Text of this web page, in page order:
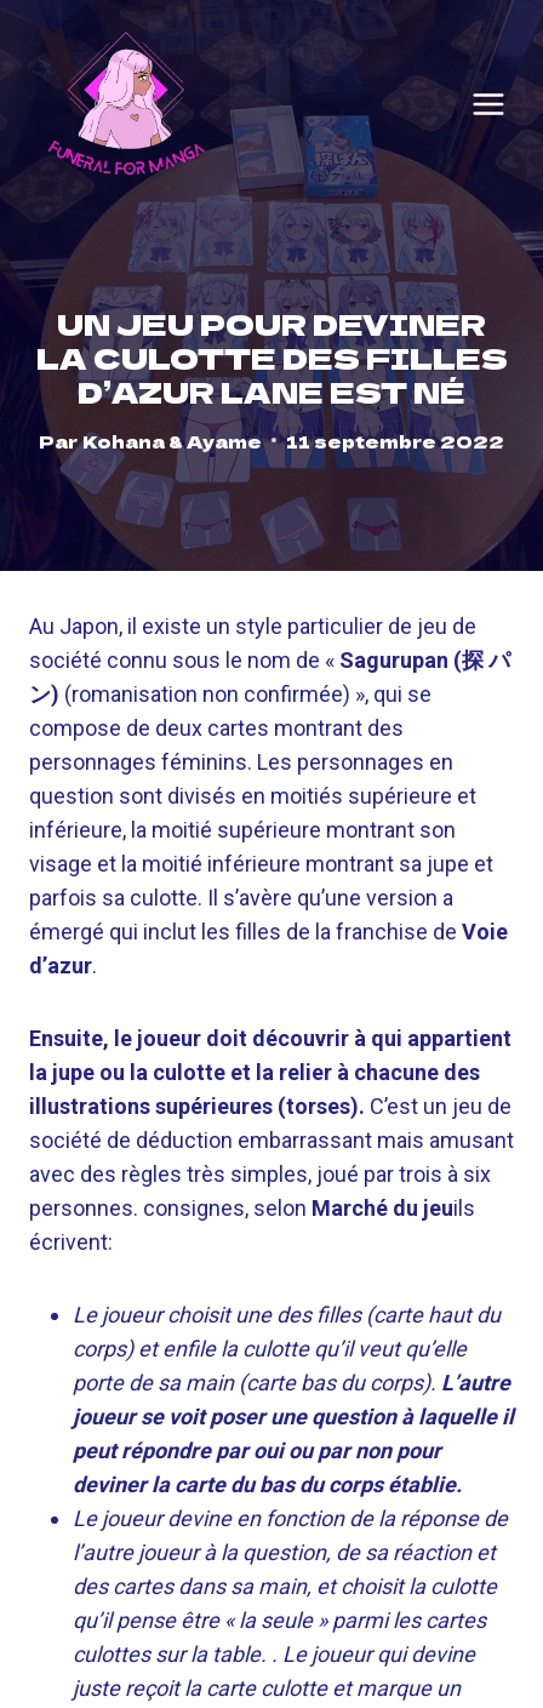
content
UN JEU POUR DEVINER
LA CULOTTE DES FILLES
D’AZUR LANE EST NÉ
ParKohana & Ayame 11 septembre 2022
Au Japon, il existe un style particulier de jeu de
société connu sous le nom de « Sagurupan (探 パ
ン) (romanisation non confirmée) », qui se
compose de deux cartes montrant des
personnages féminins. Les personnages en
question sont divisés en moitiés supérieure et
inférieure, la moitié supérieure montrant son
visage et la moitié inférieure montrant sa jupe et
parfois sa culotte. Il s’avère qu’une version a
émergé qui inclut les filles de la franchise de Voie
d’azur.
Ensuite, le joueur doit découvrir à qui appartient
la jupe ou la culotte et la relier à chacune des
illustrations supérieures (torses). C’est un jeu de
société de déduction embarrassant mais amusant
avec des règles très simples, joué par trois à six
personnes. consignes, selon Marché du jeuils
écrivent:
Le joueur choisit une des filles (carte haut du
corps) et enfile la culotte qu’il veut qu’elle
porte de sa main (carte bas du corps). L’autre
joueur se voit poser une question à laquelle il
peut répondre par oui ou par non pour
deviner la carte du bas du corps établie.
Le joueur devine en fonction de la réponse de
l’autre joueur à la question, de sa réaction et
des cartes dans sa main, et choisit la culotte
qu’il pense être « la seule » parmi les cartes
culottes sur la table. . Le joueur qui devine
juste reçoit la carte culotte et marque un